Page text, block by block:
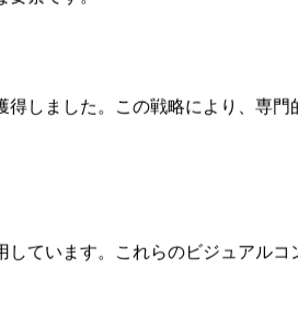
速にしました。この変更により、ユ
これにより、モバイルデバイスでの